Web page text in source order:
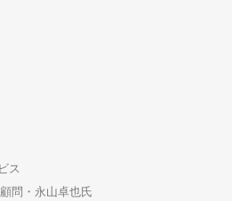
ス
問・永山卓也氏